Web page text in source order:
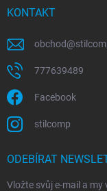
KONTAKT
obchod@
777639489
Facebook
stilcomp
ODEBÍRAT
Vložte svůj e-mail a